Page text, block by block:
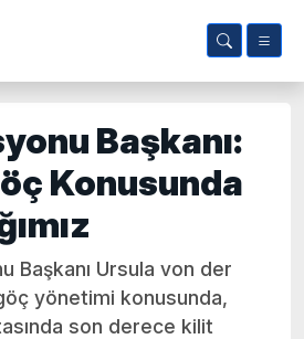
Başkanı:
Konusunda
Başkanı Ursula von der
yönetimi konusunda,
son derece kilit